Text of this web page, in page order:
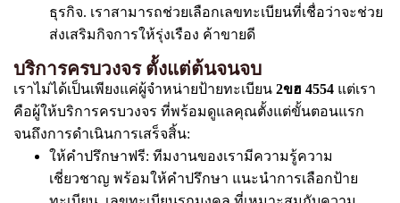
ธุรกิจ. เราสามารถช่วยเลือกเลขทะเบียนที่เชื่อว่าจะช่วย
ส่งเสริมกิจการให้รุ่งเรือง ค้าขายดี
บริการครบวงจร ตั้งแต่ต้นจนจบ
เราไม่ได้เป็นเพียงแค่ผู้จำหน่ายป้ายทะเบียน 2ขฮ 4554 แต่เรา
คือผู้ให้บริการครบวงจร ที่พร้อมดูแลคุณตั้งแต่ขั้นตอนแรก
จนถึงการดำเนินการเสร็จสิ้น:
ให้คำปรึกษาฟรี: ทีมงานของเรามีความรู้ความ
เชี่ยวชาญ พร้อมให้คำปรึกษา แนะนำการเลือกป้าย